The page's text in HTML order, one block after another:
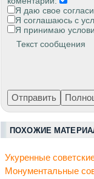
Я даю свое
Я соглашаюсь с
Я принимаю
Текст сообщения
ПОХОЖИЕ
Укуренные
Монументальные